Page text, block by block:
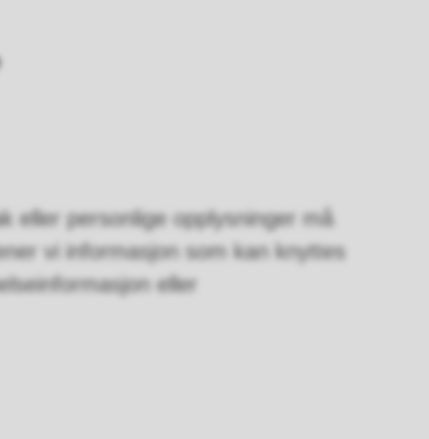
eller personlige opplysninger må
vi informasjon som kan knyttes
eller